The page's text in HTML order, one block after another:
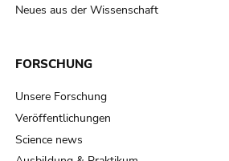
Neues aus der Wissenschaft
FORSCHUNG
Unsere Forschung
Veröffentlichungen
Science news